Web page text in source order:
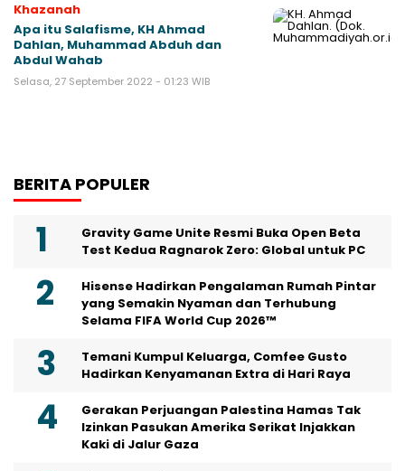
Khazanah
Apa itu Salafisme, KH Ahmad
Dahlan, Muhammad Abduh dan
Abdul Wahab
Selasa, 27 September 2022 - 01:23 WIB
BERITA POPULER
Gravity Game Unite Resmi Buka Open Beta
Test Kedua Ragnarok Zero: Global untuk PC
Hisense Hadirkan Pengalaman Rumah Pintar
yang Semakin Nyaman dan Terhubung
Selama FIFA World Cup 2026™
Temani Kumpul Keluarga, Comfee Gusto
Hadirkan Kenyamanan Extra di Hari Raya
Gerakan Perjuangan Palestina Hamas Tak
Izinkan Pasukan Amerika Serikat Injakkan
Kaki di Jalur Gaza